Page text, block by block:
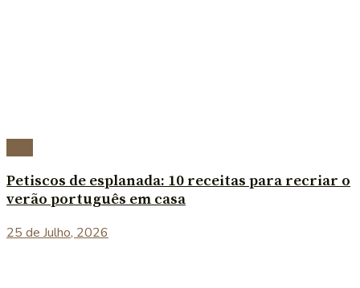
Petiscos de esplanada: 10 receitas para recriar o
verão português em casa
25 de Julho, 2026